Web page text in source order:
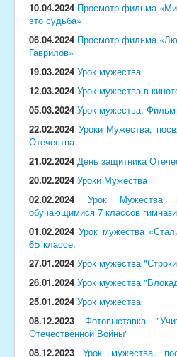
10.04.2024 Просмотр фильма
это судьба»
06.04.2024 Просмотр фильма
Гаврилов»
19.03.2024 Урок мужества
12.03.2024 Урок мужества в
05.03.2024 Урок мужества.
22.02.2024 Уроки Мужества,
Отечества
21.02.2024 День защитника
20.02.2024 Уроки Мужества
02.02.2024
Урок Мужества
обучающимися 7 классов
01.02.2024 Урок мужества
6Б классе.
27.01.2024 Урок мужества
26.01.2024 Урок мужества
25.01.2024 Урок мужества
08.12.2023
Фотовыставка
Отечественной Войны"
08.12.2023
Урок мужества,